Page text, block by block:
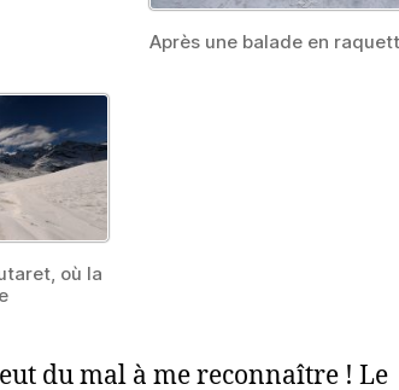
Après une balade en
où la
du mal à me reconnaître ! Le